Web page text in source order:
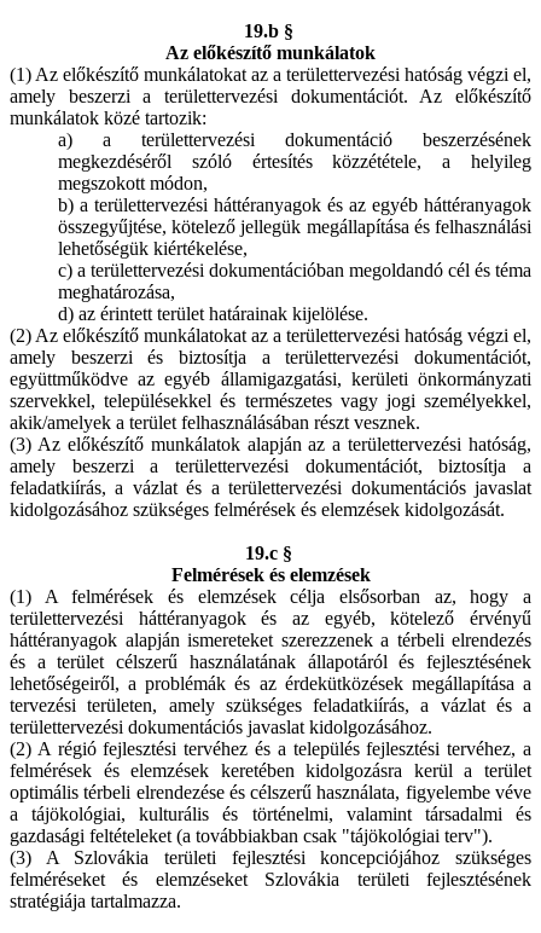
19.b §
Az előkészítő munkálatok
(1) Az előkészítő munkálatokat az a területtervezési hatóság végzi el,
amely beszerzi a területtervezési dokumentációt. Az előkészítő
munkálatok közé tartozik:
a) a területtervezési dokumentáció beszerzésének
megkezdéséről szóló értesítés közzététele, a helyileg
megszokott módon,
b) a területtervezési háttéranyagok és az egyéb háttéranyagok
összegyűjtése, kötelező jellegük megállapítása és felhasználási
lehetőségük kiértékelése,
c) a területtervezési dokumentációban megoldandó cél és téma
meghatározása,
d) az érintett terület határainak kijelölése.
(2) Az előkészítő munkálatokat az a területtervezési hatóság végzi el,
amely beszerzi és biztosítja a területtervezési dokumentációt,
együttműködve az egyéb államigazgatási, kerületi önkormányzati
szervekkel, településekkel és természetes vagy jogi személyekkel,
akik/amelyek a terület felhasználásában részt vesznek.
(3) Az előkészítő munkálatok alapján az a területtervezési hatóság,
amely beszerzi a területtervezési dokumentációt, biztosítja a
feladatkiírás, a vázlat és a területtervezési dokumentációs javaslat
kidolgozásához szükséges felmérések és elemzések kidolgozását.
19.c §
Felmérések és elemzések
(1) A felmérések és elemzések célja elsősorban az, hogy a
területtervezési háttéranyagok és az egyéb, kötelező érvényű
háttéranyagok alapján ismereteket szerezzenek a térbeli elrendezés
és a terület célszerű használatának állapotáról és fejlesztésének
lehetőségeiről, a problémák és az érdekütközések megállapítása a
tervezési területen, amely szükséges feladatkiírás, a vázlat és a
területtervezési dokumentációs javaslat kidolgozásához.
(2) A régió fejlesztési tervéhez és a település fejlesztési tervéhez, a
felmérések és elemzések keretében kidolgozásra kerül a terület
optimális térbeli elrendezése és célszerű használata, figyelembe véve
a tájökológiai, kulturális és történelmi, valamint társadalmi és
gazdasági feltételeket (a továbbiakban csak "tájökológiai terv").
(3) A Szlovákia területi fejlesztési koncepciójához szükséges
felméréseket és elemzéseket Szlovákia területi fejlesztésének
stratégiája tartalmazza.